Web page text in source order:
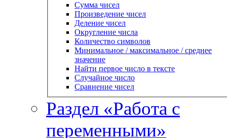
Сумма чисел
Произведение чисел
Деление чисел
Округление числа
Количество символов
Минимальное / максимальное / среднее
значение
Найти первое число в тексте
Случайное число
Сравнение чисел
Раздел «Работа с
переменными»